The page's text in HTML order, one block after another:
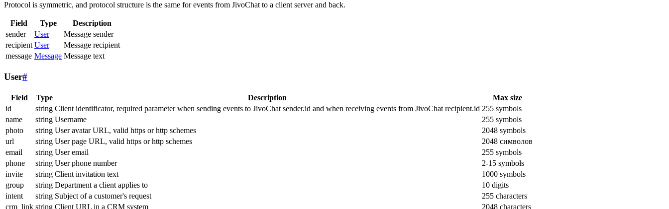
Protocol is symmetric, and protocol structure is the same for events from JivoChat to a client server and back.
Field Type
Description
sender
User
Message sender
recipient User
Message recipient
message Message Message text
User#
Field Type Description
Max size
id
string Client identificator, required parameter when sending events to JivoChat sender.id and when receiving events from JivoChat recipient.id 255 symbols
name
string Username
255 symbols
photo
string User avatar URL, valid https or http schemes
2048 symbols
url
string User page URL, valid https or http schemes
2048 символов
email
string User email
255 symbols
phone
string User phone number
2-15 symbols
invite
string Client invitation text
1000 symbols
group
string Department a client applies to
10 digits
intent
string Subject of a customer's request
255 characters
crm_link string Client URL in a CRM system 2048 characters